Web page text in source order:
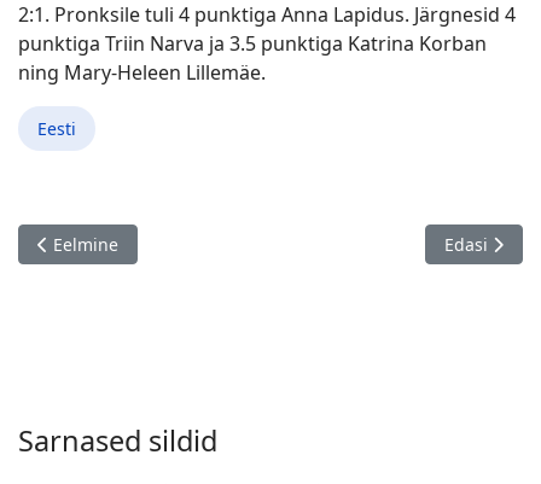
2:1. Pronksile tuli 4 punktiga Anna Lapidus. Järgnesid 4
punktiga Triin Narva ja 3.5 punktiga Katrina Korban
ning Mary-Heleen Lillemäe.
Eesti
Eelmine artikkel: Eesti meistrivõistluste valikturniir, Tallinn
Eelmine Järgmine
Edasi
Sarnased sildid